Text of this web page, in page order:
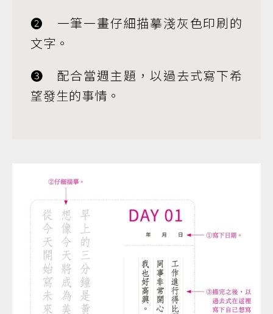
➋ 一筆一畫仔細描摹淺灰色印刷的
文字。
➌ 配合當週主題，以過去式寫下希
望發生的事情。